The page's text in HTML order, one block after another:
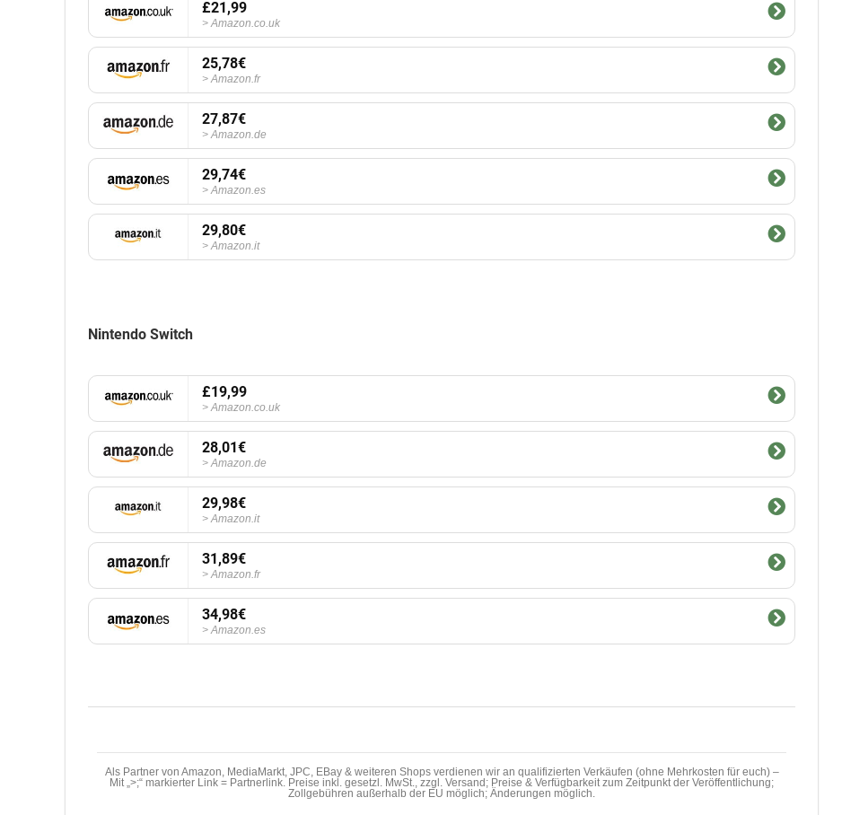
£21,99
Amazon.co.uk
25,78€
Amazon.fr
27,87€
Amazon.de
29,74€
Amazon.es
29,80€
Amazon.it
Nintendo Switch
£19,99
Amazon.co.uk
28,01€
Amazon.de
29,98€
Amazon.it
31,89€
Amazon.fr
34,98€
Amazon.es
Als Partner von Amazon, MediaMarkt, JPC, EBay & weiteren Shops verdienen wir an qualifizierten Verkäufen (ohne Mehrkosten für euch) –
Mit „>;“ markierter Link = Partnerlink. Preise inkl. gesetzl. MwSt., zzgl. Versand; Preise & Verfügbarkeit zum Zeitpunkt der Veröffentlichung;
Zollgebühren außerhalb der EU möglich; Änderungen möglich.